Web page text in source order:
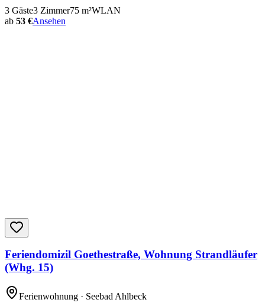
3 Gäste3 Zimmer75 m²WLAN
ab 53 €Ansehen
Feriendomizil Goethestraße, Wohnung Strandläufer
(Whg. 15)
Ferienwohnung · Seebad Ahlbeck